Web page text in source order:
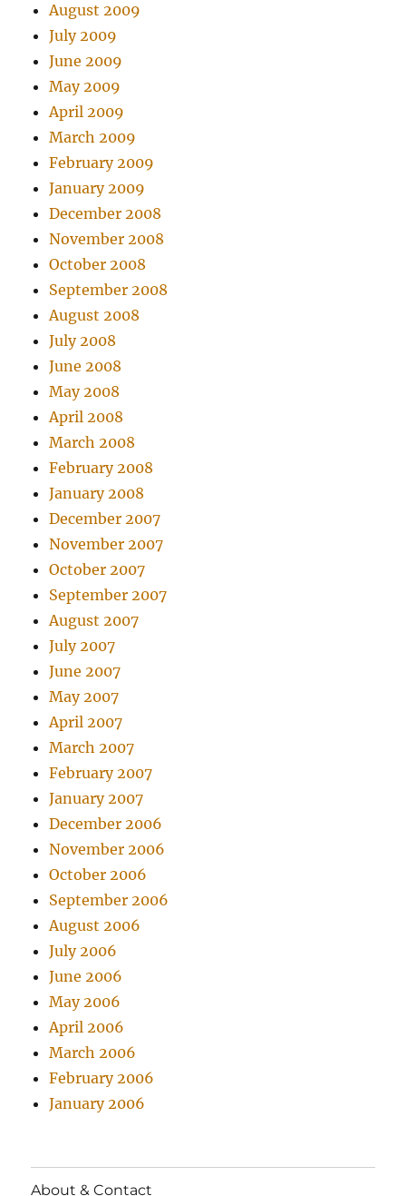
August 2009
July 2009
June 2009
May 2009
April 2009
March 2009
February 2009
January 2009
December 2008
November 2008
October 2008
September 2008
August 2008
July 2008
June 2008
May 2008
April 2008
March 2008
February 2008
January 2008
December 2007
November 2007
October 2007
September 2007
August 2007
July 2007
June 2007
May 2007
April 2007
March 2007
February 2007
January 2007
December 2006
November 2006
October 2006
September 2006
August 2006
July 2006
June 2006
May 2006
April 2006
March 2006
February 2006
January 2006
About & Contact